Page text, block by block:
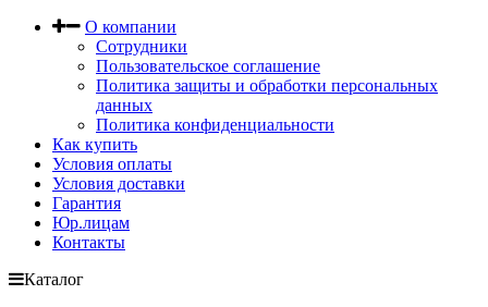
О компании
Сотрудники
Пользовательское соглашение
Политика защиты и обработки персональных
данных
Политика конфиденциальности
Как купить
Условия оплаты
Условия доставки
Гарантия
Юр.лицам
Контакты
Каталог